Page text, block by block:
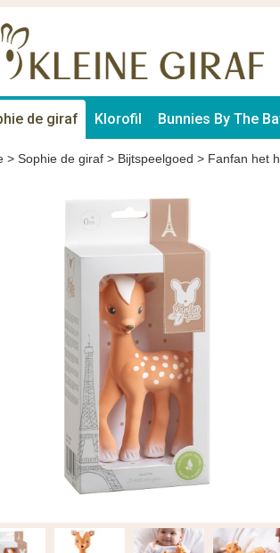
de giraf Klorofil Bunnies By The
> Sophie de giraf > Bijtspeelgoed > Fanfan het